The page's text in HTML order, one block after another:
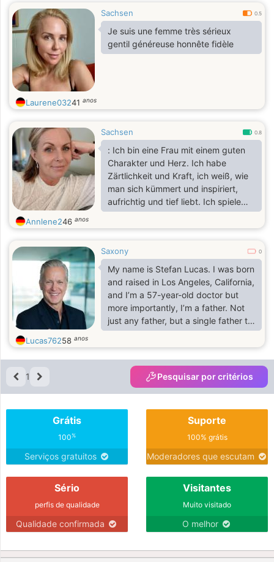
Sachsen 0.5
Je suis une femme très sérieux
gentil généreuse honnête fidèle
Laurene03241 anos
Sachsen 0.8
: Ich bin eine Frau mit einem guten
Charakter und Herz. Ich habe
Zärtlichkeit und Kraft, ich weiß, wie
man sich kümmert und inspiriert,
aufrichtig und tief liebt. Ich spiele
nicht mit Gefühlen, ich lebe nach
ihnen. Es ist mir wichtig, nicht nur für
das echte Leben: mit Unterstützung,
Wärme, Komfort und
Gegenseitigkeit.
Annlene246 anos
Saxony 0
My name is Stefan Lucas. I was born
and raised in Los Angeles, California,
and I’m a 57-year-old doctor but
more importantly, I’m a father. Not
just any father, but a single father to
Benjamin, my one and only son. My
everything.
Lucas76258 anos
1 Pesquisar por critérios
Grátis
100%
Serviços gratuitos
Suporte
100% grátis
Moderadores que escutam
Sério
perfis de qualidade
Qualidade confirmada
Visitantes
Muito visitado
O melhor